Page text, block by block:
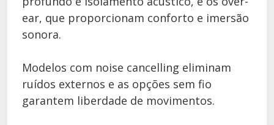
ear, que proporcionam conforto e imersão
sonora.
Modelos com noise cancelling eliminam
ruídos externos e as opções sem fio
garantem liberdade de movimentos.